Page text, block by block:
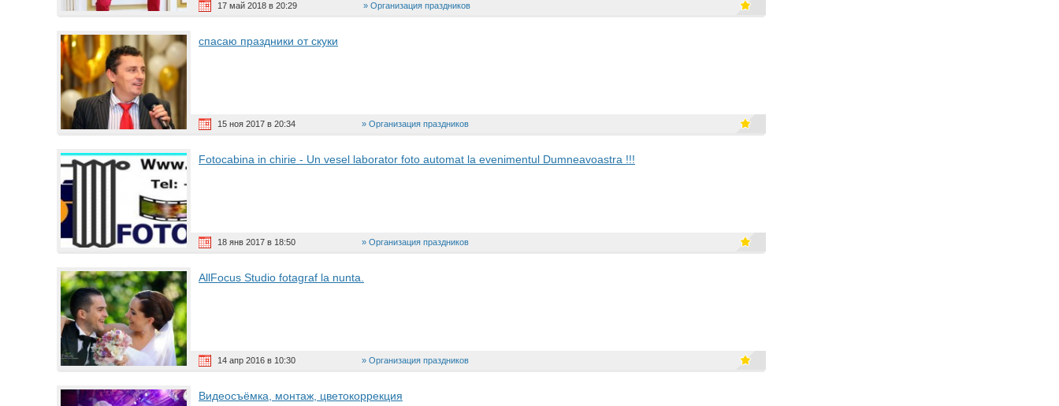
17 май 2018 в 20:29 Организация праздников
спасаю праздники от скуки
15 ноя 2017 в 20:34 Организация праздников
Fotocabina in chirie - Un vesel laborator foto automat la evenimentul Dumneavoastra !!!
18 янв 2017 в 18:50 Организация праздников
AllFocus Studio fotagraf la nunta.
14 апр 2016 в 10:30 Организация праздников
Видеосъёмка, монтаж, цветокоррекция